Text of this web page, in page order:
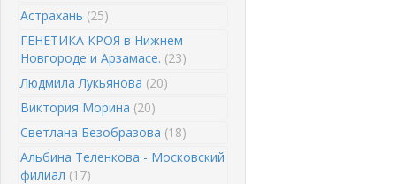
Астрахань (25)
ГЕНЕТИКА КРОЯ в Нижнем
Новгороде и Арзамасе. (23)
Людмила Лукьянова (20)
Виктория Морина (20)
Светлана Безобразова (18)
Альбина Теленкова - Московский
филиал (17)